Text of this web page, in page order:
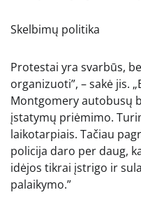
Skelbimų politika
Protestai yra svarbūs,
organizuoti”, – sakė jis.
Montgomery autobusų
įstatymų priėmimo.
laikotarpiais. Tačiau
policija daro per daug,
idėjos tikrai įstrigo ir
palaikymo.”